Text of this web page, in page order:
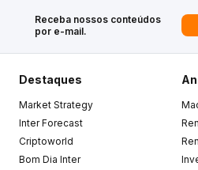
Receba nossos conteúdos
por e-mail.
Destaques
Market Strategy
Inter Forecast
Criptoworld
Bom Dia Inter